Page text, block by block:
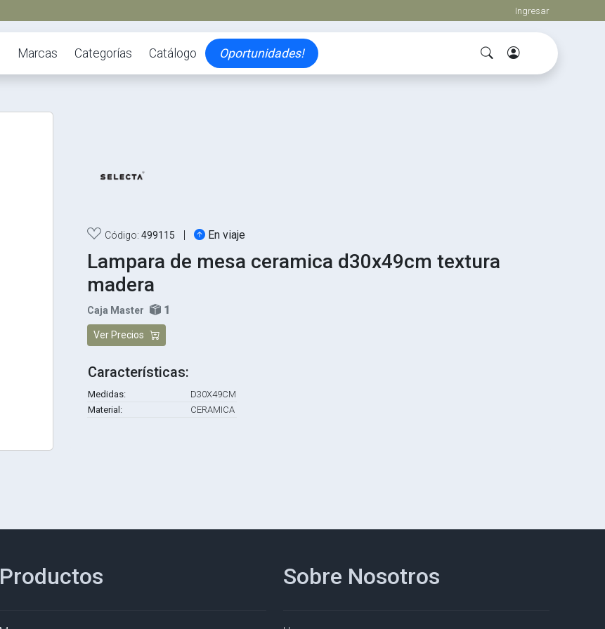
Ingresar
Marcas Categorías Catálogo Oportunidades!
Código: 499115 | En viaje
Lampara de mesa ceramica d30x49cm textura
madera
Caja Master 1
Ver Precios
Características:
Medidas:
D30X49CM
Material:
CERAMICA
Productos Sobre Nosotros